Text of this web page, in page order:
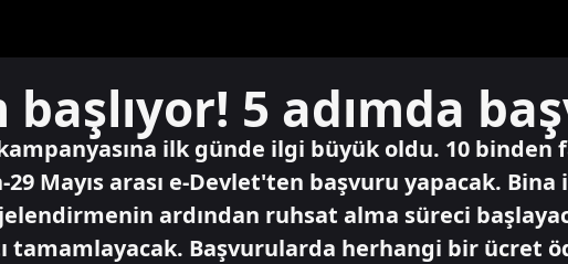
anı
5 adımda
ilk günde ilgi büyük oldu. 10 binden
Mayıs arası e-Devlet'ten başvuru yapacak.
ardından ruhsat alma süreci
tamamlayacak. Başvurularda herhangi bir ücret